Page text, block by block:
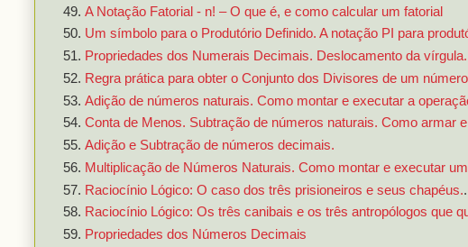
A Notação Fatorial - n! – O que é, e como calcular um fatorial
Um símbolo para o Produtório Definido. A notação PI para
Propriedades dos Numerais Decimais. Deslocamento da vírgula.
Regra prática para obter o Conjunto dos Divisores de um
Adição de números naturais. Como montar e executar a
Conta de Menos. Subtração de números naturais. Como armar
Adição e Subtração de números decimais.
Multiplicação de Números Naturais. Como montar e executar
Raciocínio Lógico: O caso dos três prisioneiros e seus chapéus..
Raciocínio Lógico: Os três canibais e os três antropólogos que
Propriedades dos Números Decimais